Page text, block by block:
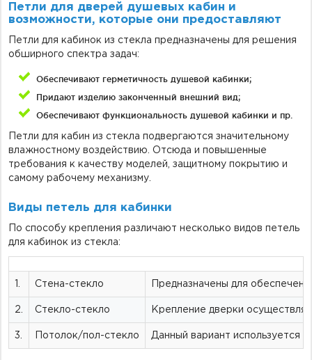
Петли для дверей душевых кабин и
возможности, которые они предоставляют
Петли для кабинок из стекла предназначены для решения
обширного спектра задач:
Обеспечивают герметичность душевой кабинки;
Придают изделию законченный внешний вид;
Обеспечивают функциональность душевой кабинки и пр.
Петли для кабин из стекла подвергаются значительному
влажностному воздействию. Отсюда и повышенные
требования к качеству моделей, защитному покрытию и
самому рабочему механизму.
Виды петель для кабинки
По способу крепления различают несколько видов петель
для кабинок из стекла:
Стена-стекло Предназначены для
2. Стекло-стекло Крепление дверки
3. Потолок/пол-стекло Данный вариант используется